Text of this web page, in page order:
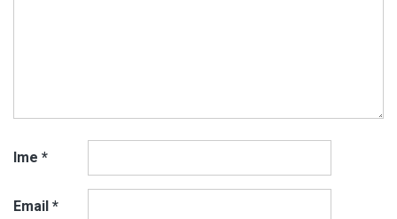
Ime *
Email *